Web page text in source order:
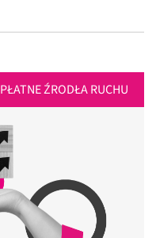
PŁATNE ŹRODŁA RUCHU